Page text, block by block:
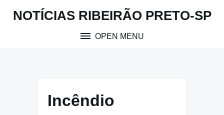
NOTÍCIAS RIBEIRÃO PRETO-SP
OPEN MENU
Incêndio